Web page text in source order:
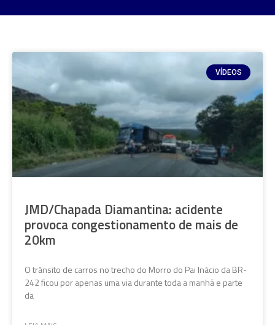
VÍDEOS
JMD/Chapada Diamantina: acidente
provoca congestionamento de mais de
20km
O trânsito de carros no trecho do Morro do Pai Inácio da BR-
242 ficou por apenas uma via durante toda a manhã e parte
da